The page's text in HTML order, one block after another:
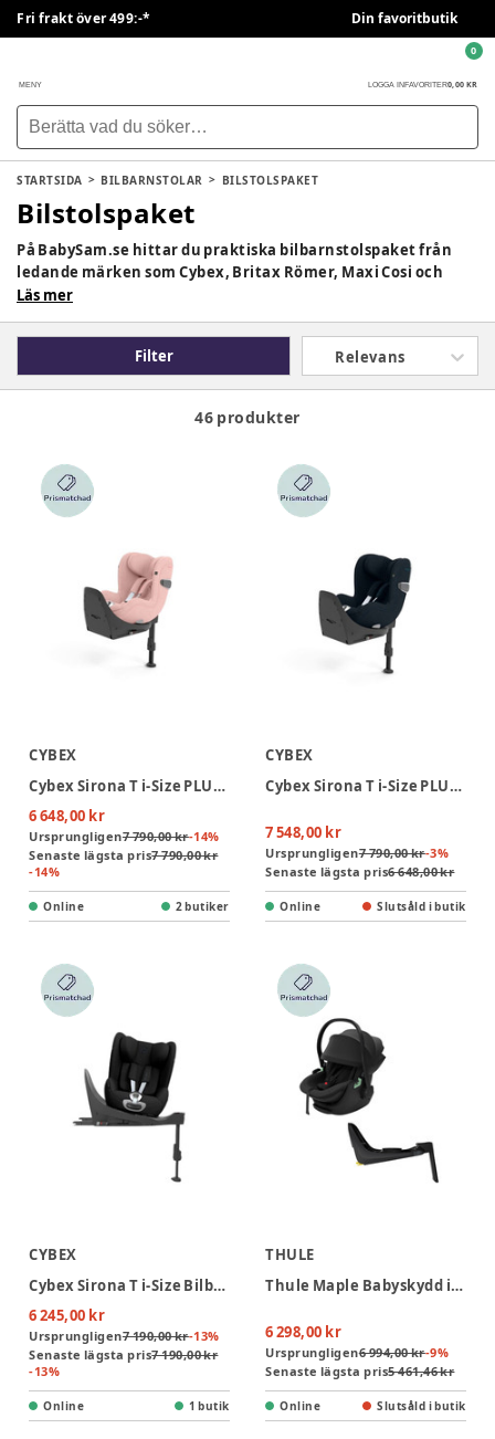
Fri frakt över 499:-* Din favoritbutik
MENY LOGGA IN FAVORITER0,00 KR
0
STARTSIDA BILBARNSTOLAR BILSTOLSPAKET
Bilstolspaket
På BabySam.se hittar du praktiska bilbarnstolspaket från
ledande märken som Cybex, Britax Römer, Maxi Cosi och
Joie. Våra paket kombinerar bilbarnstol med bas och
nyfödda till äldre barn. Välj en smart lösning som gör det
enklare att hitta rätt bilbarnstol för hela familjen.
Läs mer
Filter Relevans
46 produkter
CYBEX
Cybex Sirona T i-Size PLUS Bilbarnstol inkl. bas - Peach Pink
6 648,00 kr
Ursprungligen7 790,00 kr-14%
Senaste lägsta pris7 790,00 kr
-14%
Online 2 butiker
CYBEX
Cybex Sirona T i-Size PLUS Bilbarnstol inkl. bas - Nautical Blue
7 548,00 kr
Ursprungligen7 790,00 kr-3%
Senaste lägsta pris6 648,00 kr
Online Slutsåld i butik
CYBEX
Cybex Sirona T i-Size Bilbarnstol inkl. bas - Sepia Black
6 245,00 kr
Ursprungligen7 190,00 kr-13%
Senaste lägsta pris7 190,00 kr
-13%
Online 1 butik
THULE
Thule Maple Babyskydd inkl. Alfi bas - Black
6 298,00 kr
Ursprungligen6 994,00 kr-9%
Senaste lägsta pris5 461,46 kr
Online Slutsåld i butik